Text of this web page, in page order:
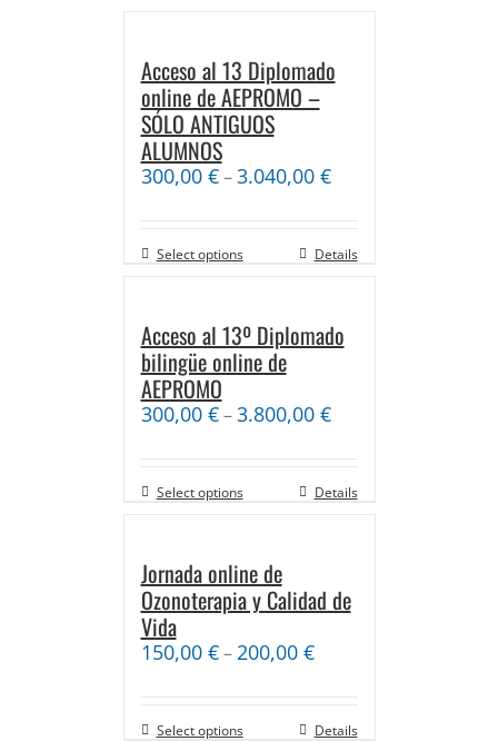
Acceso al 13 Diplomado
online de AEPROMO –
SÓLO ANTIGUOS
ALUMNOS
300,00 €–3.040,00 €
Select options Details
Acceso al 13º Diplomado
bilingüe online de
AEPROMO
300,00 €–3.800,00 €
Select options Details
Jornada online de
Ozonoterapia y Calidad de
Vida
150,00 €–200,00 €
Select options Details